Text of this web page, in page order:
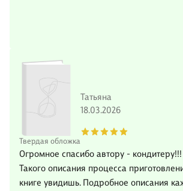
Твердая обложка
Татьяна
18.03.2026
Огромное спасибо автору -
Такого описания процесса
книге увидишь. Подробное описания